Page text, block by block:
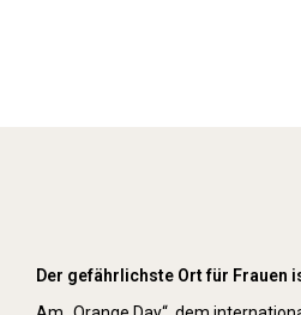
Der gefährlichste Ort für Frauen